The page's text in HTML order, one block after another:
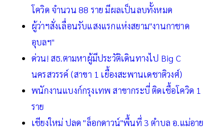
โควิด จำนวน 88 ราย มีผลเป็นลบทั้งหมด
ผู้ว่าฯสั่งเลื่อนรับแสงแรกแห่งสยาม"งานกาชาด
อุบลฯ"
ด่วน! สธ.ตามหาผู้มีประวัติเดินทางไป Big C
นครสวรรค์ (สาขา 1 เยื้องสะพานเดชาติวงศ์)
พนักงานแบงก์กรุงเทพ สาขากระบี่ ติดเชื้อโควิด 1
ราย
เชียงใหม่ ปลด "ล็อกดาวน์"พื้นที่ 3 ตำบล อ.แม่อาย